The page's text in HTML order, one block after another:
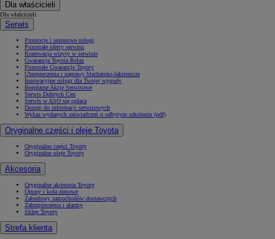
Dla właścicieli
Dla właścicieli
Serwis
Promocje i sezonowe usługi
Pozostałe oferty serwisu
Rezerwacja wizyty w serwisie
Gwarancja Toyota Relax
Pozostałe Gwarancje Toyoty
Ubezpieczenia i naprawy blacharsko-lakiernicze
Innowacyjne usługi dla Twojej wygody
Bezpłatne Akcje Serwisowe
Serwis Dobrych Cen
Serwis w ASO się opłaca
Dostęp do informacji serwisowych
Wykaz wydanych zaświadczeń o odbytym szkoleniu (pdf)
Oryginalne części i oleje Toyota
Oryginalne części Toyoty
Oryginalne oleje Toyoty
Akcesoria
Oryginalne akcesoria Toyoty
Opony i koła zimowe
Zabudowy samochodów dostawczych
Zabezpieczenia i alarmy
Sklep Toyoty
Strefa klienta